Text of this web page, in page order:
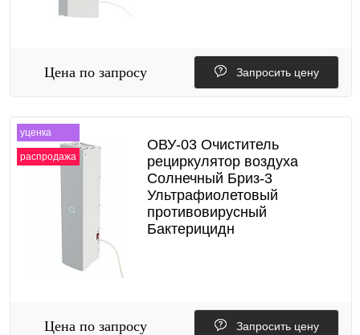
Цена по запросу Запросить цену
уценка
распродажа
ОВУ-03 Очиститель
рециркулятор воздуха
Солнечный Бриз-3
Ультрафиолетовый
противовирусный
Бактерицидн
Цена по запросу Запросить цену